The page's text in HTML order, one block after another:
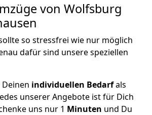
von Wolfsburg
so stressfrei wie nur möglich
dafür sind unsere speziellen
individuellen Bedarfals
unserer Angebote ist für Dich
uns nur 1 Minuten und Du